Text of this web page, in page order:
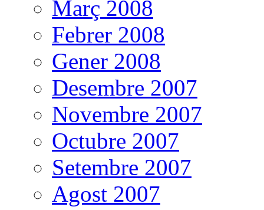
Març 2008
Febrer 2008
Gener 2008
Desembre 2007
Novembre 2007
Octubre 2007
Setembre 2007
Agost 2007